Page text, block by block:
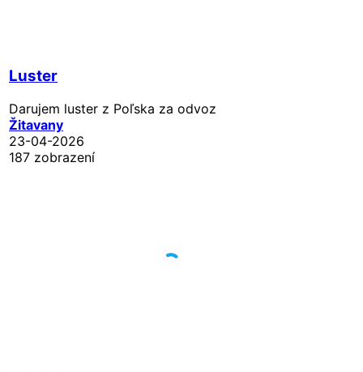
Luster
Darujem luster z Poľska za odvoz
Žitavany
23-04-2026
187 zobrazení